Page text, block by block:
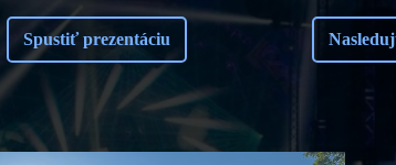
Spustiť prezentáciu